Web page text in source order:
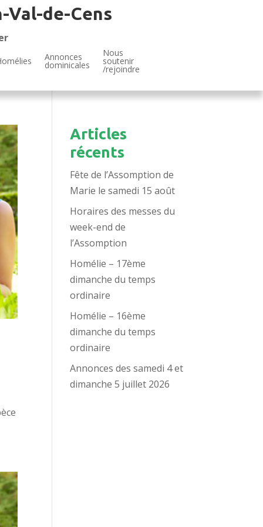
de-Cens
Annonces
dominicales
Nous
soutenir
/rejoindre
Articles
récents
Fête de l’Assomption de
Marie le samedi 15 août
Horaires des messes du
week-end de
l’Assomption
Homélie – 17ème
dimanche du temps
ordinaire
Homélie – 16ème
dimanche du temps
ordinaire
Annonces des samedi 4 et
dimanche 5 juillet 2026